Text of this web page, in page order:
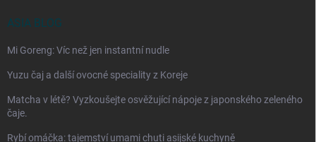
ASIA BLOG
Mi Goreng: Víc než jen instantní nudle
Yuzu čaj a další ovocné speciality z Koreje
Matcha v létě? Vyzkoušejte osvěžující nápoje z japonského zeleného
čaje.
Rybí omáčka: tajemství umami chuti asijské kuchyně